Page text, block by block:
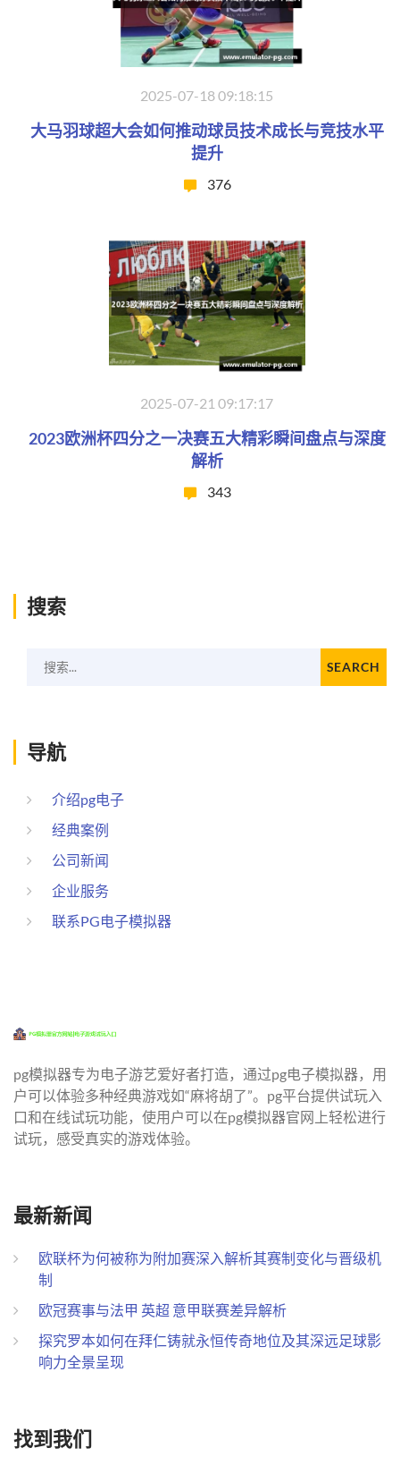
2025-07-18 09:18:15
大马羽球超大会如何推动球员技术成长与竞技水平
提升
376
2025-07-21 09:17:17
2023欧洲杯四分之一决赛五大精彩瞬间盘点与深度
解析
343
搜索
搜索... SEARCH
导航
介绍pg电子
经典案例
公司新闻
企业服务
联系PG电子模拟器
pg模拟器专为电子游艺爱好者打造，通过pg电子模拟器，用
户可以体验多种经典游戏如“麻将胡了”。pg平台提供试玩入
口和在线试玩功能，使用户可以在pg模拟器官网上轻松进行
试玩，感受真实的游戏体验。
最新新闻
欧联杯为何被称为附加赛深入解析其赛制变化与晋级机
制
欧冠赛事与法甲 英超 意甲联赛差异解析
探究罗本如何在拜仁铸就永恒传奇地位及其深远足球影
响力全景呈现
找到我们